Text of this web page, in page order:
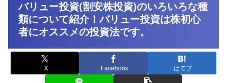
バリュー投資(割安株投資)のいろいろな種
類について紹介！バリュー投資は株初心
者にオススメの投資法です。
X Facebook はてブ